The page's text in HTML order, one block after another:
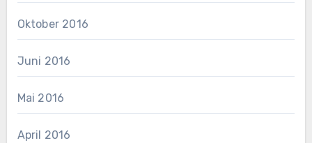
Oktober 2016
Juni 2016
Mai 2016
April 2016